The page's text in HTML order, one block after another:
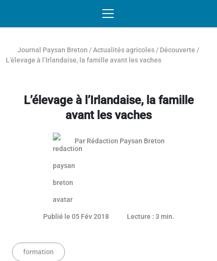
Journal Paysan Breton /Actualités agricoles / Découverte /
L’élevage à l’Irlandaise, la famille avant les vaches
L’élevage à l’Irlandaise, la famille
avant les vaches
Par Rédaction Paysan Breton
Publié le 05 Fév 2018 Lecture : 3 min.
formation